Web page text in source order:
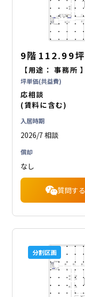
9階 112.99坪
【用途：事務所 】
坪単価(共益費)
応相談
(賃料に含む)
入居時期
2026/7 相談
償却
なし
質問する
分割区画